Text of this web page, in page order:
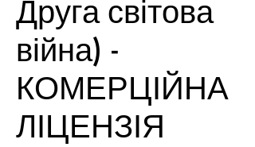
Друга світова
війна) -
КОМЕРЦІЙНА
ЛІЦЕНЗІЯ